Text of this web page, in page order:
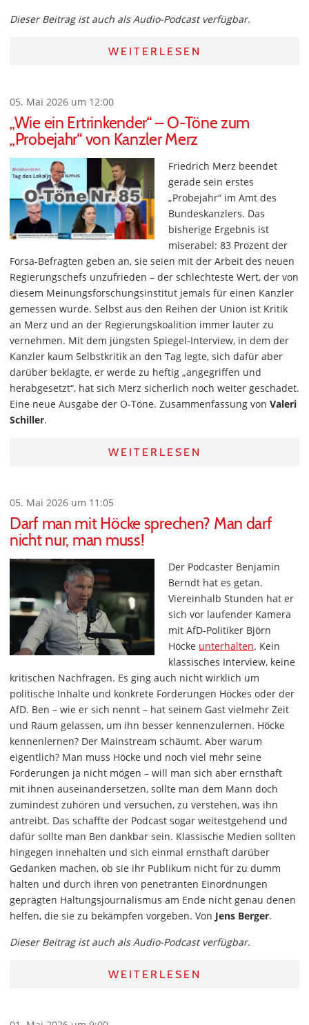
Dieser Beitrag ist auch als Audio-Podcast verfügbar.
WEITERLESEN
05. Mai 2026 um 12:00
„Wie ein Ertrinkender“ – O-Töne zum
„Probejahr“ von Kanzler Merz
Friedrich Merz beendet
gerade sein erstes
„Probejahr“ im Amt des
Bundeskanzlers. Das
bisherige Ergebnis ist
miserabel: 83 Prozent der
Forsa-Befragten geben an, sie seien mit der Arbeit des neuen
Regierungschefs unzufrieden – der schlechteste Wert, der von
diesem Meinungsforschungsinstitut jemals für einen Kanzler
gemessen wurde. Selbst aus den Reihen der Union ist Kritik
an Merz und an der Regierungskoalition immer lauter zu
vernehmen. Mit dem jüngsten Spiegel-Interview, in dem der
Kanzler kaum Selbstkritik an den Tag legte, sich dafür aber
darüber beklagte, er werde zu heftig „angegriffen und
herabgesetzt“, hat sich Merz sicherlich noch weiter geschadet.
Eine neue Ausgabe der O-Töne. Zusammenfassung von Valeri
Schiller.
WEITERLESEN
05. Mai 2026 um 11:05
Darf man mit Höcke sprechen? Man darf
nicht nur, man muss!
Der Podcaster Benjamin
Berndt hat es getan.
Viereinhalb Stunden hat er
sich vor laufender Kamera
mit AfD-Politiker Björn
Höcke unterhalten. Kein
klassisches Interview, keine
kritischen Nachfragen. Es ging auch nicht wirklich um
politische Inhalte und konkrete Forderungen Höckes oder der
AfD. Ben – wie er sich nennt – hat seinem Gast vielmehr Zeit
und Raum gelassen, um ihn besser kennenzulernen. Höcke
kennenlernen? Der Mainstream schäumt. Aber warum
eigentlich? Man muss Höcke und noch viel mehr seine
Forderungen ja nicht mögen – will man sich aber ernsthaft
mit ihnen auseinandersetzen, sollte man dem Mann doch
zumindest zuhören und versuchen, zu verstehen, was ihn
antreibt. Das schaffte der Podcast sogar weitestgehend und
dafür sollte man Ben dankbar sein. Klassische Medien sollten
hingegen innehalten und sich einmal ernsthaft darüber
Gedanken machen, ob sie ihr Publikum nicht für zu dumm
halten und durch ihren von penetranten Einordnungen
geprägten Haltungsjournalismus am Ende nicht genau denen
helfen, die sie zu bekämpfen vorgeben. Von Jens Berger.
Dieser Beitrag ist auch als Audio-Podcast verfügbar.
WEITERLESEN